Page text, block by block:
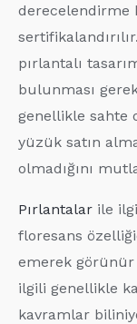
derecelendirme
pırlantalı
bulunması
genellikle sahte
yüzük satın
olmadığını
Pırlantalar ile
floresans
emerek görünür
ilgili genellikle
kavramlar